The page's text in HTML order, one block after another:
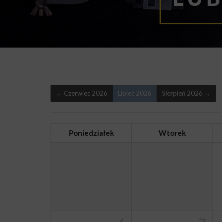
← Czerwiec 2026 Lipiec 2026 Sierpień 2026 →
Poniedziałek Wtorek